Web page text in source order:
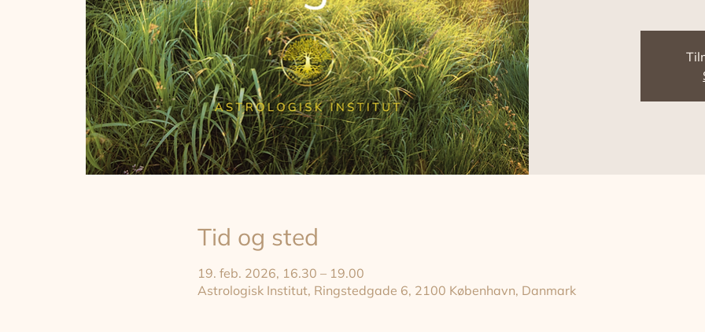
Tid og sted
19. feb. 2026, 16.30 – 19.00
Astrologisk Institut, Ringstedgade 6, 2100 København, Danmark